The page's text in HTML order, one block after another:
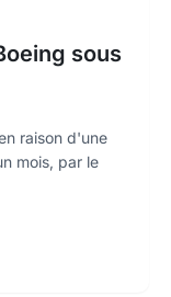
sous
raison d'une
mois, par le